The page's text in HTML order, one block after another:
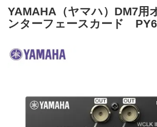
YAMAHA（ヤマハ）DM7用
ンターフェースカード